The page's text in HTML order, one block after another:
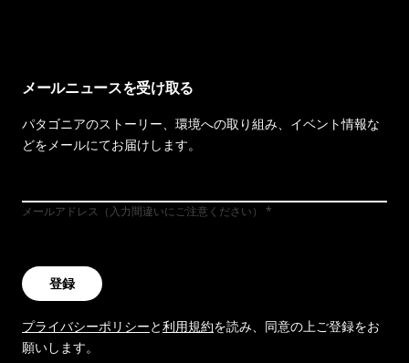
メールニュースを受け取る
パタゴニアのストーリー、環境への取り組み、イベント情報な
どをメールにてお届けします。
メールアドレス（入力間違いにご注意ください）
登録
プライバシーポリシーと利用規約を読み、同意の上ご登録をお
願いします。